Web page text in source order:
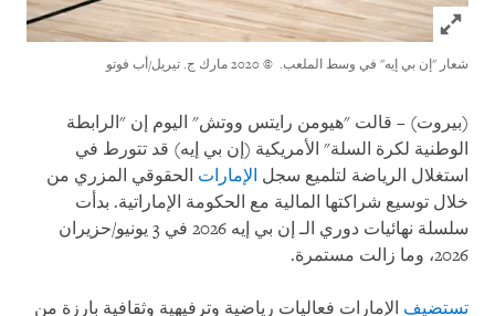
Click to expand Image
شعار "إن بي إيه" في وسط الملعب. © 2020 مارك ج. تيريل/أب فوتو
(بيروت) – قالت "هيومن رايتس ووتش" اليوم إن "الرابطة
الوطنية لكرة السلة" الأمريكية (إن بي إيه) قد تتورط في
استغلال الرياضة لتلميع سجل الإمارات الحقوقي المزري من
خلال توسيع شراكتها المالية مع الحكومة الإماراتية. بدأت
سلسلة نهائيات دوري الـ إن بي إيه 2026 في 3 يونيو/حزيران
2026، وما زالت مستمرة.
تستضيف الإمارات فعاليات رياضية وترفيهية وثقافية بارزة من